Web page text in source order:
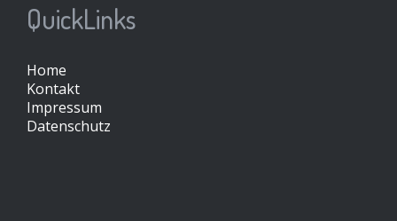
QuickLinks
Home
Kontakt
Impressum
Datenschutz